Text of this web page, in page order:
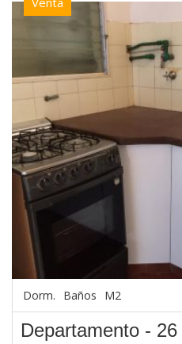
Dorm. Baños M2
Departamento -